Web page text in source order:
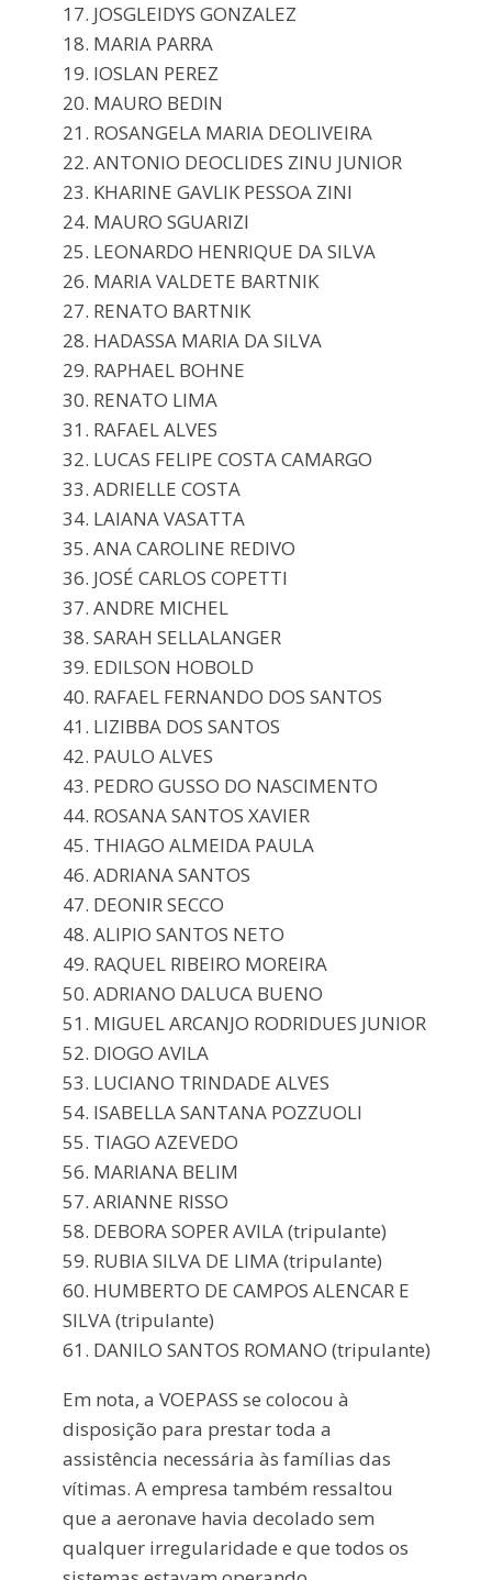
17. JOSGLEIDYS GONZALEZ
18. MARIA PARRA
19. IOSLAN PEREZ
20. MAURO BEDIN
21. ROSANGELA MARIA DEOLIVEIRA
22. ANTONIO DEOCLIDES ZINU JUNIOR
23. KHARINE GAVLIK PESSOA ZINI
24. MAURO SGUARIZI
25. LEONARDO HENRIQUE DA SILVA
26. MARIA VALDETE BARTNIK
27. RENATO BARTNIK
28. HADASSA MARIA DA SILVA
29. RAPHAEL BOHNE
30. RENATO LIMA
31. RAFAEL ALVES
32. LUCAS FELIPE COSTA CAMARGO
33. ADRIELLE COSTA
34. LAIANA VASATTA
35. ANA CAROLINE REDIVO
36. JOSÉ CARLOS COPETTI
37. ANDRE MICHEL
38. SARAH SELLALANGER
39. EDILSON HOBOLD
40. RAFAEL FERNANDO DOS SANTOS
41. LIZIBBA DOS SANTOS
42. PAULO ALVES
43. PEDRO GUSSO DO NASCIMENTO
44. ROSANA SANTOS XAVIER
45. THIAGO ALMEIDA PAULA
46. ADRIANA SANTOS
47. DEONIR SECCO
48. ALIPIO SANTOS NETO
49. RAQUEL RIBEIRO MOREIRA
50. ADRIANO DALUCA BUENO
51. MIGUEL ARCANJO RODRIDUES JUNIOR
52. DIOGO AVILA
53. LUCIANO TRINDADE ALVES
54. ISABELLA SANTANA POZZUOLI
55. TIAGO AZEVEDO
56. MARIANA BELIM
57. ARIANNE RISSO
58. DEBORA SOPER AVILA (tripulante)
59. RUBIA SILVA DE LIMA (tripulante)
60. HUMBERTO DE CAMPOS ALENCAR E
SILVA (tripulante)
61. DANILO SANTOS ROMANO (tripulante)
Em nota, a VOEPASS se colocou à
disposição para prestar toda a
assistência necessária às famílias das
vítimas. A empresa também ressaltou
que a aeronave havia decolado sem
qualquer irregularidade e que todos os